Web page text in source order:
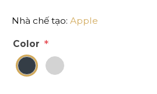
Nhà chế tạo: Apple
Color *
IPHONE 13
IPHONE 12